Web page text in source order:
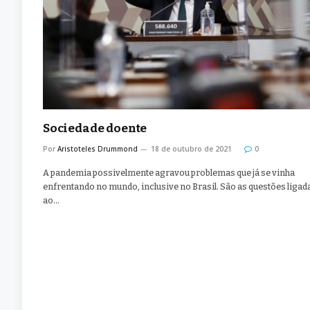
Sociedade doente
Por Aristoteles Drummond 18 de outubro de 2021 0
A pandemia possivelmente agravou problemas que já se vinha
enfrentando no mundo, inclusive no Brasil. São as questões
ao…